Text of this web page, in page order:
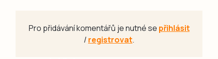
Pro přidávání komentářů je nutné se přihlásit
/registrovat.